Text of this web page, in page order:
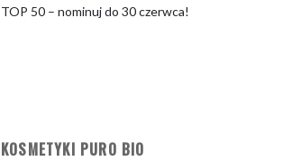
TOP 50 – nominuj do 30 czerwca!
KOSMETYKI PURO BIO